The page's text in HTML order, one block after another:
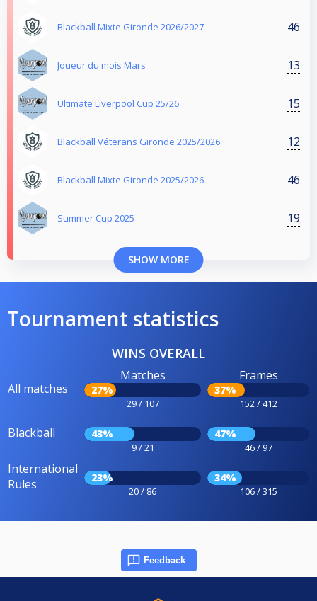
Blackball Mixte Gironde 2026/2027 46
Joueur du mois Mars 13
Ultimate Liverpool Cup 25/26 15
Blackball Véterans Gironde 2025/2026 12
Blackball Mixte Gironde 2025/2026 46
Summer Cup 2025 19
SHOW MORE
Tournament statistics
WINS OVERALL
All matches
Matches
27%
29 / 107
Frames
37%
152 / 412
Blackball 43%
9 / 21
47%
46 / 97
International
Rules
23%
20 / 86
34%
106 / 315
Feedback